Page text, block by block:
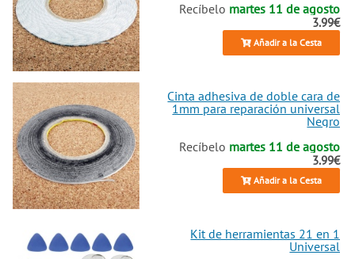
Recíbelo martes 11 de agosto
3.99€
Añadir a la Cesta
Cinta adhesiva de doble cara de
1mm para reparación universal
Negro
Recíbelo martes 11 de agosto
3.99€
Añadir a la Cesta
Kit de herramientas 21 en 1
Universal